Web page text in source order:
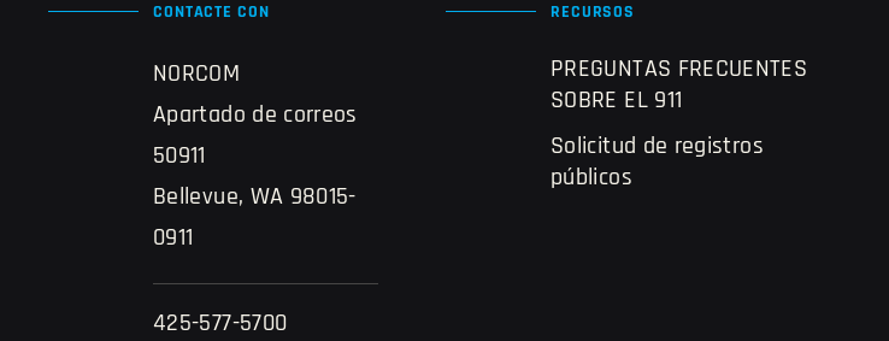
CONTACTE CON
NORCOM
Apartado de correos
50911
Bellevue, WA 98015-
0911
425-577-5700
RECURSOS
PREGUNTAS FRECUENTES
SOBRE EL 911
Solicitud de registros
públicos